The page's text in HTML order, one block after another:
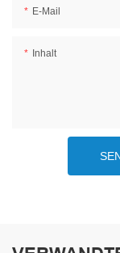
E-Mail
Inhalt